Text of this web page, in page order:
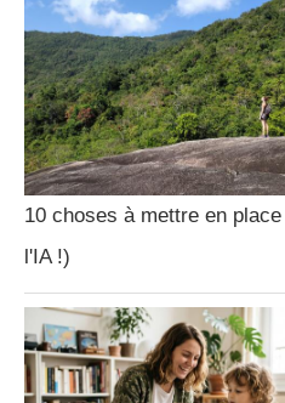
10 choses à mettre en
l'IA !)